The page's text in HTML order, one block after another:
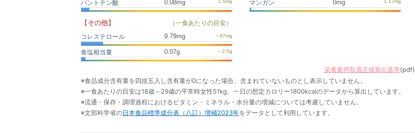
パントテン酸 0.08mg マンガン 0mg
【その他】
（一食あたりの目安）
コレステロール
9.79mg
食塩相当量 0.07g
栄養素摂取適正値算出基準(pdf)
※食品成分含有量を四捨五入し含有量が0になった場合、含まれていないものとし表示していません。
※一食あたりの目安は18歳～29歳の平常時女性51kg、一日の想定カロリー1800kcalのデータから算出しています。
※流通・保存・調理過程におけるビタミン・ミネラル・水分量の増減については考慮していません。
※文部科学省の日本食品標準成分表（八訂）増補2023年をデータとして利用しています。